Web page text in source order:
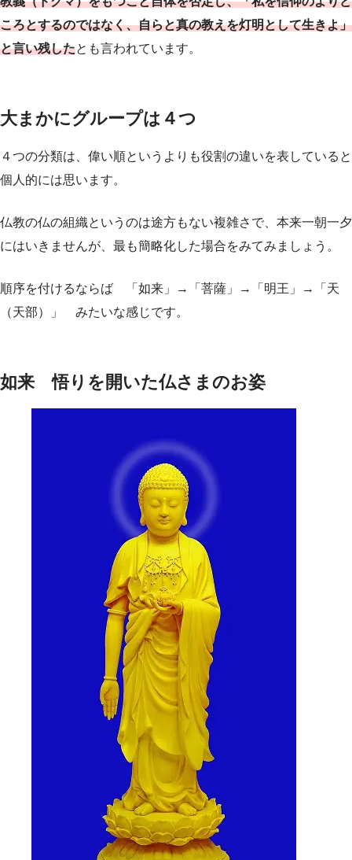
ころとするのではなく、自らと真の教えを灯明として生きよ」
と言い残したとも言われています。
大まかにグループは４つ
４つの分類は、偉い順というよりも役割の違いを表していると
個人的には思います。
仏教の仏の組織というのは途方もない複雑さで、本来一朝一夕
にはいきませんが、最も簡略化した場合をみてみましょう。
順序を付けるならば 「如来」→「菩薩」→「明王」→「天
（天部）」 みたいな感じです。
如来 悟りを開いた仏さまのお姿